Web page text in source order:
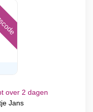
over 2 dagen
Jans